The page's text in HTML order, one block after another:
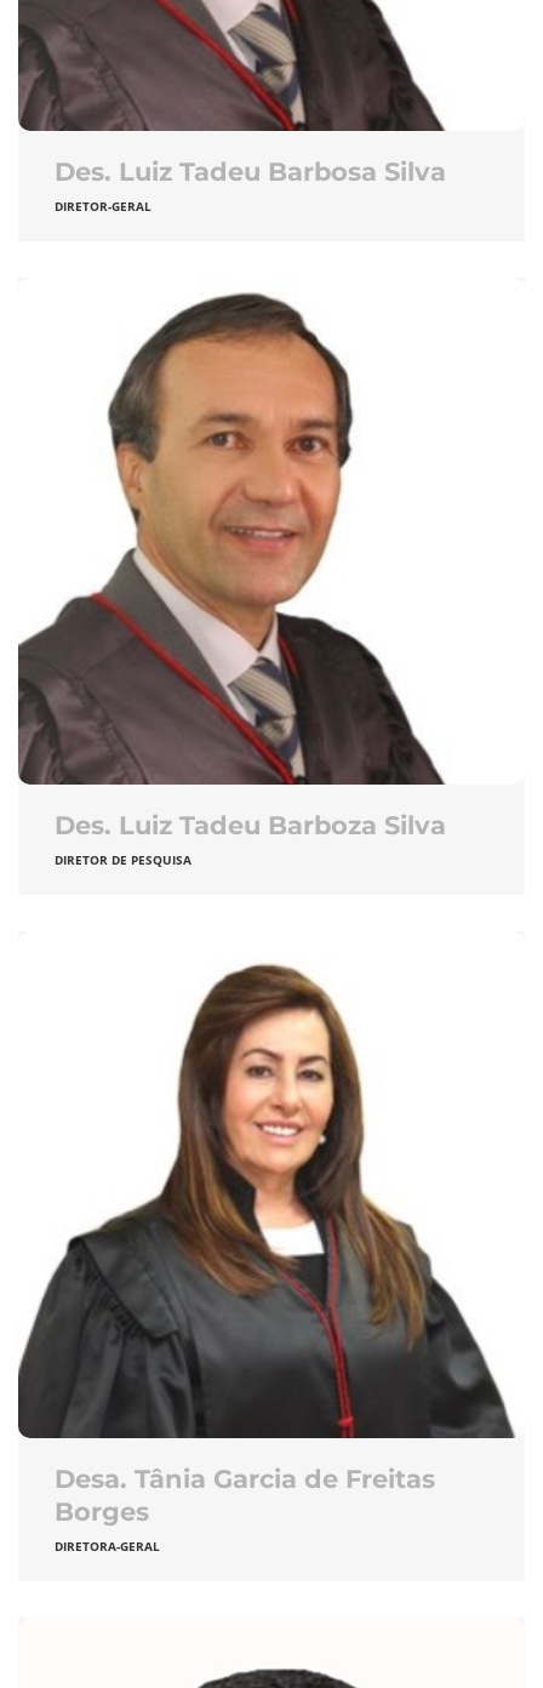
Des. Luiz Tadeu Barbosa Silva
DIRETOR-GERAL
Des. Luiz Tadeu Barboza Silva
DIRETOR DE PESQUISA
Desa. Tânia Garcia de Freitas
Borges
DIRETORA-GERAL